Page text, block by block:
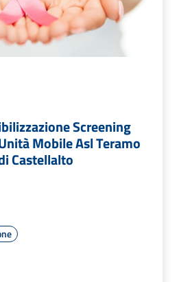
Screening
Mobile Asl Teramo
Castellalto